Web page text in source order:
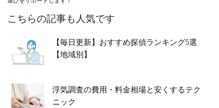
こちらの記事も人気です
【毎日更新】おすすめ探偵ランキング5選
【地域別】
浮気調査の費用・料金相場と安くするテク
ニック